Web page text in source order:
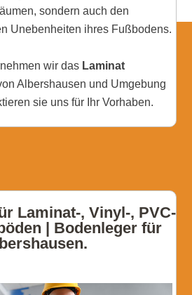
sondern auch den
Unebenheiten ihres Fußbodens.
wir das Laminat
Albershausen und Umgebung
sie uns für Ihr Vorhaben.
Laminat-, Vinyl-, PVC-
| Bodenleger für